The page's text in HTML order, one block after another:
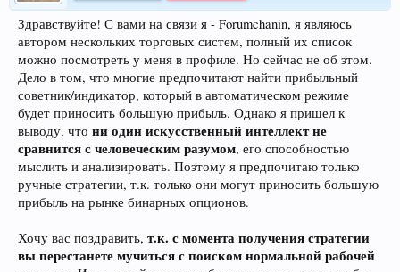
Здравствуйте! С вами на связи я - Forumchanin, я являюсь
автором нескольких торговых систем, полный их список
можно посмотреть у меня в профиле. Но сейчас не об этом.
Дело в том, что многие предпочитают найти прибыльный
советник/индикатор, который в автоматическом режиме
будет приносить большую прибыль. Однако я пришел к
выводу, что ни один искусственный интеллект не
сравнится с человеческим разумом, его способностью
мыслить и анализировать. Поэтому я предпочитаю только
ручные стратегии, т.к. только они могут приносить большую
прибыль на рынке бинарных опционов.
Хочу вас поздравить, т.к. с момента получения стратегии
вы перестанете мучиться с поиском нормальной рабочей